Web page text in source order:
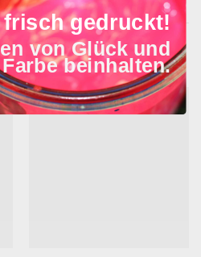
gedruckt!
von Glück und
beinhalten.